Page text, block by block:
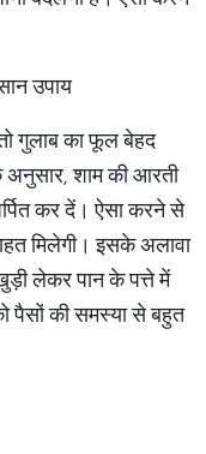
उपाय
गुलाब का फूल बेहद
अनुसार, शाम की आरती
कर दें। ऐसा करने से
मिलेगी। इसके अलावा
लेकर पान के पत्ते में
पैसों की समस्या से बहुत